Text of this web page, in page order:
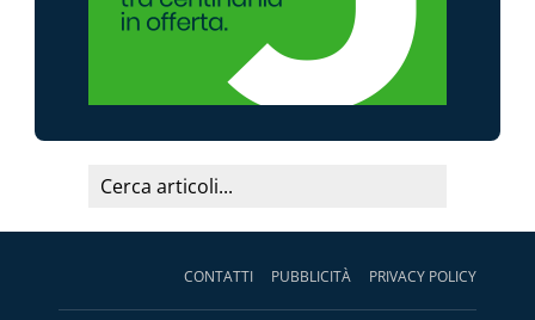
CONTATTI PUBBLICITÀ PRIVACY POLICY